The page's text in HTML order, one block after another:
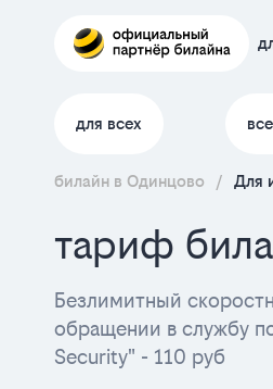
для всех
билайн в Одинцово / Для
тариф
Безлимитный
обращении в службу
Security" - 110 руб